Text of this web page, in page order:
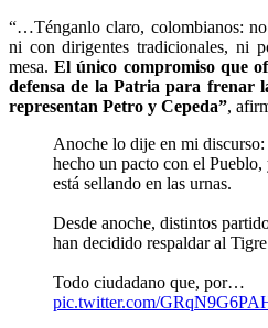
“…Ténganlo claro, colombianos:
ni con dirigentes tradicionales, ni
mesa.El único compromiso que
defensa de la Patria para frenar
representan Petro y Cepeda”,
Anoche lo dije en mi
hecho un pacto con el
está sellando en las urnas.
Desde anoche, distintos
han decidido respaldar al
Todo ciudadano que, por…
pic.twitter.com/